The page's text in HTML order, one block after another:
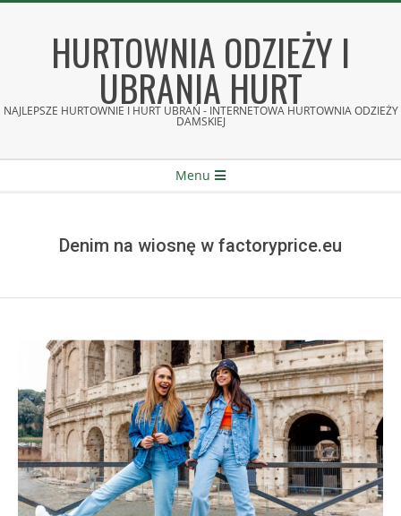
HURTOWNIA ODZIEŻY I
UBRANIA HURT
NAJLEPSZE HURTOWNIE I HURT UBRAŃ - INTERNETOWA HURTOWNIA ODZIEŻY
DAMSKIEJ
Menu
Denim na wiosnę w factoryprice.eu